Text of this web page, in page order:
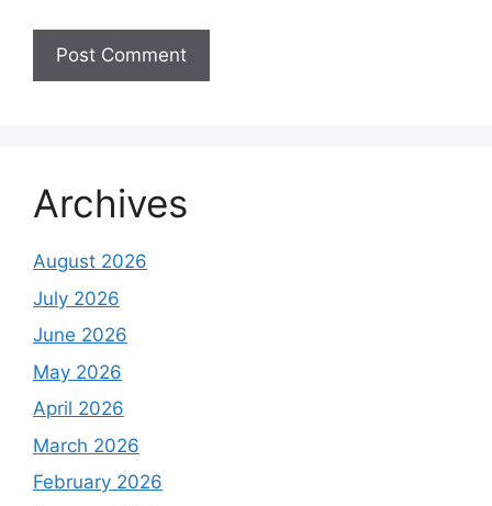
Archives
August 2026
July 2026
June 2026
May 2026
April 2026
March 2026
February 2026